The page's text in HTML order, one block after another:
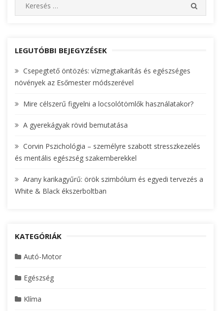
e
c
f
o
:
E
LEGUTÓBBI BEJEGYZÉSEK
Csepegtető öntözés: vízmegtakarítás és egészséges
növények az Esőmester módszerével
Mire célszerű figyelni a locsolótömlők használatakor?
A gyerekágyak rövid bemutatása
Corvin Pszichológia – személyre szabott stresszkezelés
és mentális egészség szakemberekkel
Arany karikagyűrű: örök szimbólum és egyedi tervezés a
White & Black ékszerboltban
KATEGÓRIÁK
Autó-Motor
Egészség
Klíma